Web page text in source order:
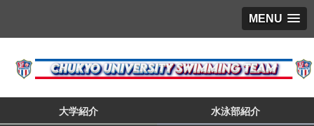
MENU
大学紹介 水泳部紹介